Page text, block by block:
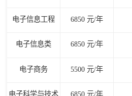
电子信息工程 6850 元/年
电子信息类 6850 元/年
电子商务 5500 元/年
电子科学与技术 6850 元/年